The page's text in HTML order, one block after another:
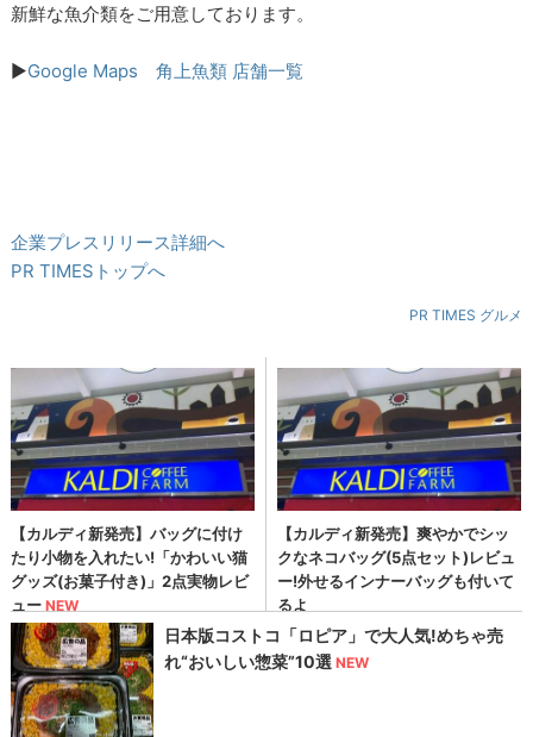
新鮮な魚介類をご用意しております。
▶Google Maps 角上魚類 店舗一覧
企業プレスリリース詳細へ
PR TIMESトップへ
PR TIMES グルメ